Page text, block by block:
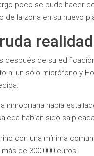
poco se pudo hacer
de la zona en su nuevo
realidad
después de su
ni un sólo micrófono y
inmobiliaria había
habían sido
con una mínima
de 300.000 euros.